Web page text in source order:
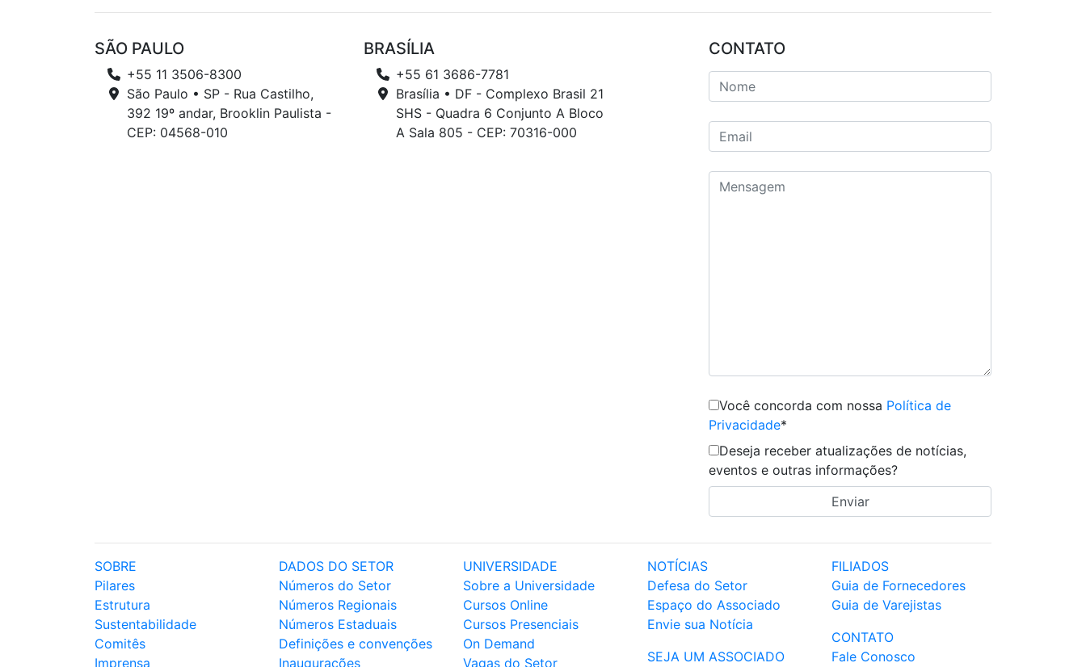
SÃO PAULO
+55 11 3506-8300
São Paulo • SP - Rua Castilho,
392 19º andar, Brooklin Paulista -
CEP: 04568-010
BRASÍLIA
+55 61 3686-7781
Brasília • DF - Complexo Brasil 21
SHS - Quadra 6 Conjunto A Bloco
A Sala 805 - CEP: 70316-000
CONTATO
Você concorda com nossa Política de
Privacidade*
Deseja receber atualizações de notícias,
eventos e outras informações?
SOBRE
Pilares
Estrutura
Sustentabilidade
Comitês
Imprensa
DADOS DO SETOR
Números do Setor
Números Regionais
Números Estaduais
Definições e convenções
Inaugurações
UNIVERSIDADE
Sobre a Universidade
Cursos Online
Cursos Presenciais
On Demand
Vagas do Setor
NOTÍCIAS
Defesa do Setor
Espaço do Associado
Envie sua Notícia
SEJA UM ASSOCIADO
FILIADOS
Guia de Fornecedores
Guia de Varejistas
CONTATO
Fale Conosco